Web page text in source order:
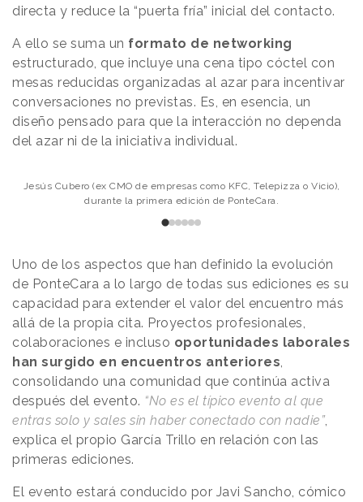
directa y reduce la “puerta fría” inicial del contacto.
A ello se suma un formato de networking
estructurado, que incluye una cena tipo cóctel con
mesas reducidas organizadas al azar para incentivar
conversaciones no previstas. Es, en esencia, un
diseño pensado para que la interacción no dependa
del azar ni de la iniciativa individual.
Jesús Cubero (ex CMO de empresas como KFC, Telepizza o Vicio),
durante la primera edición de PonteCara.
Uno de los aspectos que han definido la evolución
de PonteCara a lo largo de todas sus ediciones es su
capacidad para extender el valor del encuentro más
allá de la propia cita. Proyectos profesionales,
colaboraciones e incluso oportunidades laborales
han surgido en encuentros anteriores,
consolidando una comunidad que continúa activa
después del evento. “No es el típico evento al que
entras solo y sales sin haber conectado con nadie”,
explica el propio García Trillo en relación con las
primeras ediciones.
El evento estará conducido por Javi Sancho, cómico